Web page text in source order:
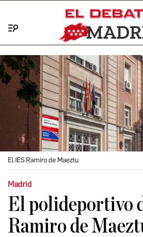
El IES Ramiro de Maeztu
Madrid
El polideportivo
Ramiro de